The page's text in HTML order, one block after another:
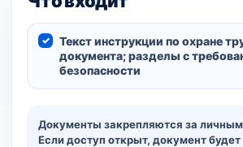
Текст инструкции по охране
документа; разделы с
безопасности
Документы закрепляются за
Если доступ открыт, документ